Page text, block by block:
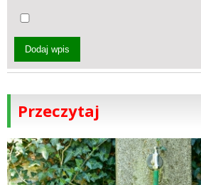
Dodaj wpis
Przeczytaj